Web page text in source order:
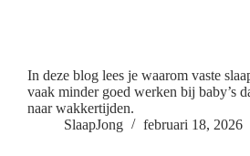
In deze blog lees je waarom vaste
vaak minder goed werken bij baby’s
naar wakkertijden.
SlaapJong
februari 18, 2026